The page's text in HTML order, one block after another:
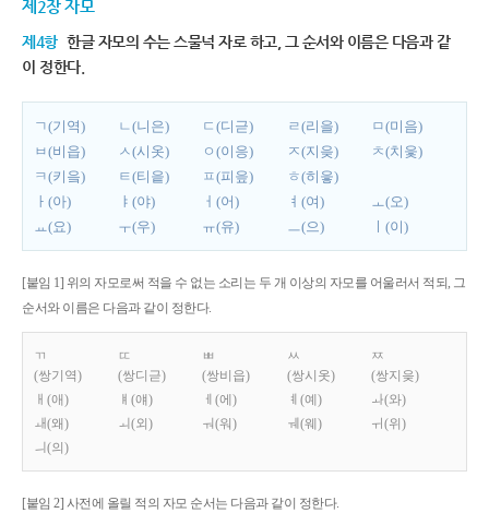
제2장 자모
제4항 한글 자모의 수는 스물넉 자로 하고, 그 순서와 이름은 다음과 같
이 정한다.
ㄱ(기역) ㄴ(니은) ㄷ(디귿) ㄹ(리을)
ㅁ(미음)
ㅂ(비읍)
ㅅ(시옷) ㅇ(이응) ㅈ(지읒)
ㅊ(치읓)
ㅋ(키읔)
ㅌ(티읕) ㅍ(피읖)
ㅎ(히읗)
ㅏ(아)
ㅑ(야) ㅓ(어) ㅕ(여)
ㅗ(오)
ㅛ(요)
ㅜ(우) ㅠ(유) ㅡ(으) ㅣ(이)
[붙임 1] 위의 자모로써 적을 수 없는 소리는 두 개 이상의 자모를 어울러서 적되, 그
순서와 이름은 다음과 같이 정한다.
ㄲ
(쌍기역)
ㄸ
(쌍디귿)
ㅃ
(쌍비읍)
ㅆ
(쌍시옷)
ㅉ
(쌍지읒)
ㅐ(애)
ㅒ(얘) ㅔ(에) ㅖ(예)
ㅘ(와)
ㅙ(왜)
ㅚ(외) ㅝ(워) ㅞ(웨)
ㅟ(위)
ㅢ(의)
[붙임 2] 사전에 올릴 적의 자모 순서는 다음과 같이 정한다.